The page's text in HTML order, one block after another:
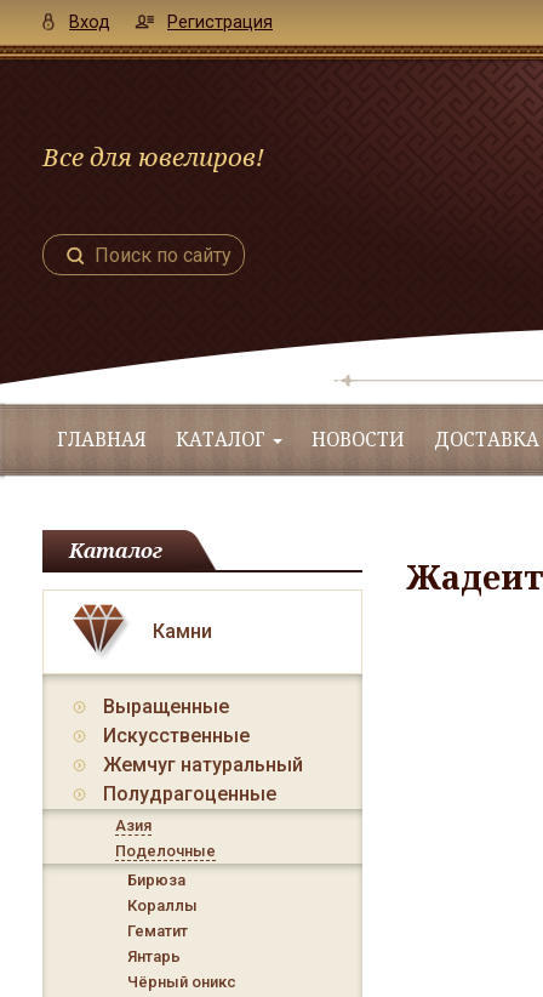
Вход Регистрация
Все для ювелиров!
Поиск по сайту
ГЛАВНАЯ КАТАЛОГ НОВОСТИ
Жадеит
Каталог
Камни
Выращенные
Искусственные
Жемчуг натуральный
Полудрагоценные
Азия
Поделочные
Бирюза
Кораллы
Гематит
Янтарь
Чёрный оникс